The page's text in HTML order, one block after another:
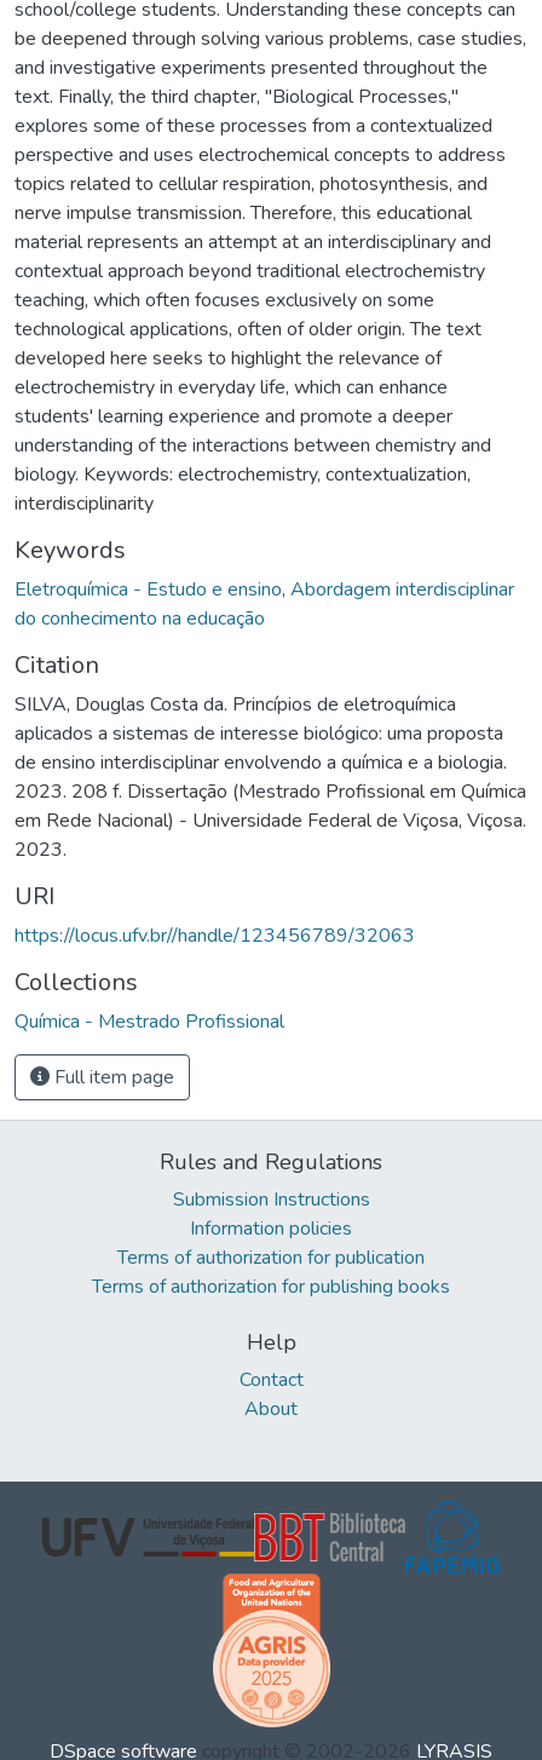
school/college students. Understanding these concepts can
be deepened through solving various problems, case studies,
and investigative experiments presented throughout the
text. Finally, the third chapter, "Biological Processes,"
explores some of these processes from a contextualized
perspective and uses electrochemical concepts to address
topics related to cellular respiration, photosynthesis, and
nerve impulse transmission. Therefore, this educational
material represents an attempt at an interdisciplinary and
contextual approach beyond traditional electrochemistry
teaching, which often focuses exclusively on some
technological applications, often of older origin. The text
developed here seeks to highlight the relevance of
electrochemistry in everyday life, which can enhance
students' learning experience and promote a deeper
understanding of the interactions between chemistry and
biology. Keywords: electrochemistry, contextualization,
interdisciplinarity
Keywords
Eletroquímica - Estudo e ensino, Abordagem interdisciplinar
do conhecimento na educação
Citation
SILVA, Douglas Costa da. Princípios de eletroquímica
aplicados a sistemas de interesse biológico: uma proposta
de ensino interdisciplinar envolvendo a química e a biologia.
2023. 208 f. Dissertação (Mestrado Profissional em Química
em Rede Nacional) - Universidade Federal de Viçosa, Viçosa.
2023.
URI
https://locus.ufv.br//handle/123456789/32063
Collections
Química - Mestrado Profissional
Full item page
Rules and Regulations
Submission Instructions
Information policies
Terms of authorization for publication
Terms of authorization for publishing books
Help
Contact
About
DSpace software copyright © 2002-2026 LYRASIS